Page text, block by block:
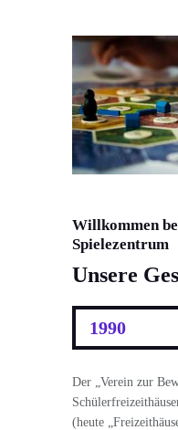
Willkommen
Spielezentrum
Unsere
1990
Der „Verein zur
(heute